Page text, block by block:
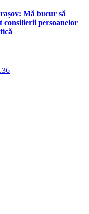
Mă bucur să
consilierii persoanelor